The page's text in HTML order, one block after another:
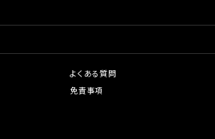
よくある質問
免責事項